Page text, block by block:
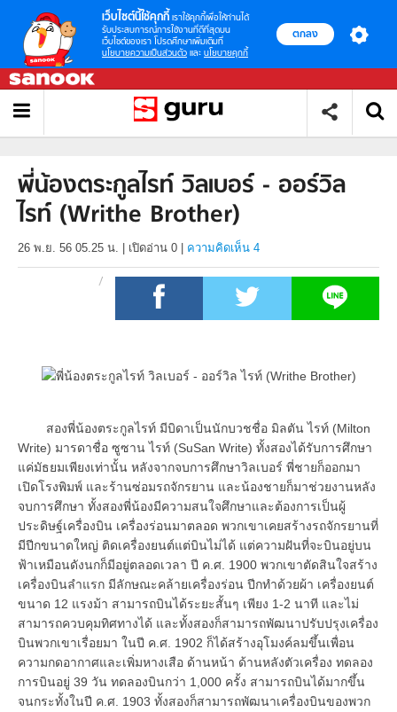
เว็บไซต์นี้ใช้คุกกี้ เราใช้คุกกี้เพื่อให้ท่านได้
รับประสบการณ์การใช้งานที่ดีที่สุดบน
เว็บไซต์ของเรา โปรดศึกษาเพิ่มเติมที่
นโยบายความเป็นส่วนตัว และ นโยบายคุกกี้
ตกลง
พี่น้องตระกูลไรท์ วิลเบอร์ - ออร์วิล
ไรท์ (Writhe Brother)
26 พ.ย. 56 05.25 น. เปิดอ่าน 0 ความคิดเห็น 4
สองพี่น้องตระกูลไรท์ มีบิดาเป็นนักบวชชื่อ มิลตัน ไรท์ (Milton
Write) มารดาชื่อ ซูซาน ไรท์ (SuSan Write) ทั้งสองได้รับการศึกษา
แค่มัธยมเพียงเท่านั้น หลังจากจบการศึกษาวิลเบอร์ พี่ชายก็ออกมา
เปิดโรงพิมพ์ และร้านซ่อมรถจักรยาน และน้องชายก็มาช่วยงานหลัง
จบการศึกษา ทั้งสองพี่น้องมีความสนใจศึกษาและต้องการเป็นผู้
ประดิษฐ์เครื่องบิน เครื่องร่อนมาตลอด พวกเขาเคยสร้างรถจักรยานที่
มีปีกขนาดใหญ่ ติดเครื่องยนต์แต่บินไม่ได้ แต่ความฝันที่จะบินอยู่บน
ฟ้าเหมือนดังนกก็มีอยู่ตลอดเวลา ปี ค.ศ. 1900 พวกเขาตัดสินใจสร้าง
เครื่องบินลำแรก มีลักษณะคล้ายเครื่องร่อน ปีกทำด้วยผ้า เครื่องยนต์
ขนาด 12 แรงม้า สามารถบินได้ระยะสั้นๆ เพียง 1-2 นาที และไม่
สามารถควบคุมทิศทางได้ และทั้งสองก็สามารถพัฒนาปรับปรุงเครื่อง
บินพวกเขาเรื่อยมา ในปี ค.ศ. 1902 ก็ได้สร้างอุโมงค์ลมขึ้นเพื่อน
ความกดอากาศและเพิ่มหางเสือ ด้านหน้า ด้านหลังตัวเครื่อง ทดลอง
การบินอยู่ 39 วัน ทดลองบินกว่า 1,000 ครั้ง สามารถบินได้มากขึ้น
จนกระทั้งในปี ค.ศ. 1903 ทั้งสองก็สามารถพัฒนาเครื่องบินของพวก